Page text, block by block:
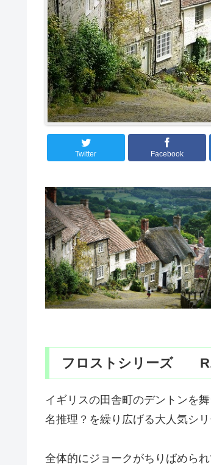
Twitter Facebook
フロストシリーズ
イギリスの田舎町のデントンを
名推理？を繰り広げる大人気シリ
全体的にジョークがちりばめら